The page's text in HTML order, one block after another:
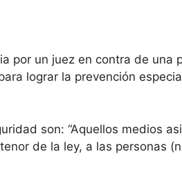
por un juez en contra de una
lograr la prevención
son: “Aquellos medios
de la ley, a las personas